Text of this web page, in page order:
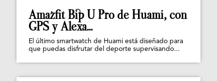
Amazfit Bip U Pro de Huami, con
GPS y Alexa...
El último smartwatch de Huami está diseñado para
que puedas disfrutar del deporte supervisando...